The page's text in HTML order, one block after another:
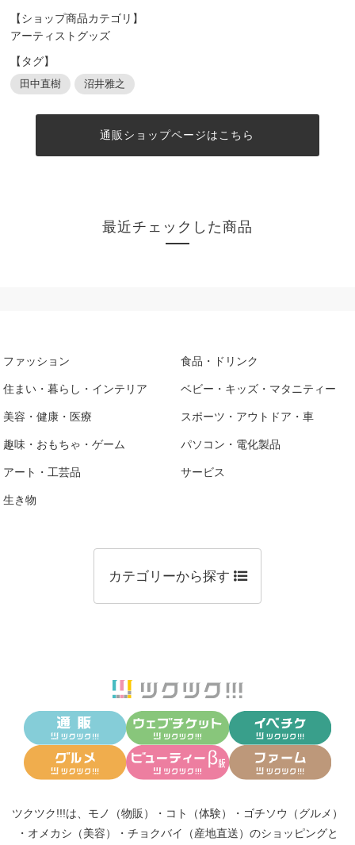
【ショップ商品カテゴリ】
アーティストグッズ
【タグ】
田中直樹 沼井雅之
通販ショップページはこちら
最近チェックした商品
ファッション 食品・ドリンク
住まい・暮らし・インテリア ベビー・キッズ・マタニティー
美容・健康・医療 スポーツ・アウトドア・車
趣味・おもちゃ・ゲーム パソコン・電化製品
アート・工芸品 サービス
生き物
カテゴリーから探す
ツクツク!!!は、 モノ（物販） ・ コト（体験） ・ ゴチソウ（グルメ）
・ オメカシ（美容） ・ チョクバイ（産地直送） のショッピングと